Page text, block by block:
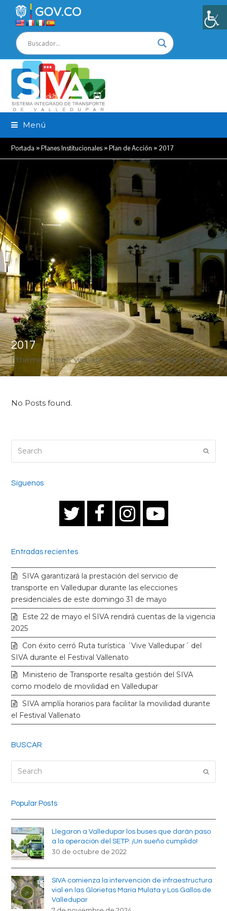
Menú
Portada »Planes Institucionales »Plan de Acción » 2017
2017
{“theme”:”tree”,”visibility”:”-
No Posts found.
Síguenos
i
t
t
e
r
c
e
b
o
o
k
s
t
a
g
r
a
Y
u
t
u
b
e
Entradas recientes
SIVA garantizará la prestación del servicio de
transporte en Valledupar durante las elecciones
presidenciales de este domingo 31 de mayo
Este 22 de mayo el SIVA rendirá cuentas de la vigencia
2025
Con éxito cerró Ruta turística ´Vive Valledupar´ del
SIVA durante el Festival Vallenato
Ministerio de Transporte resalta gestión del SIVA
como modelo de movilidad en Valledupar
SIVA amplía horarios para facilitar la movilidad durante
el Festival Vallenato
BUSCAR
Popular Posts
Llegaron a Valledupar los buses que darán paso
a la operación del SETP: ¡Un sueño cumplido!
30 de octubre de 2022
SIVA comienza la intervención de infraestructura
vial en las Glorietas María Mulata y Los Gallos de
Valledupar